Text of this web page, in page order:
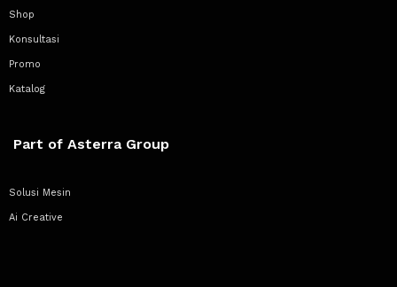
Shop
Konsultasi
Promo
Katalog
Part of Asterra Group
Solusi Mesin
Ai Creative